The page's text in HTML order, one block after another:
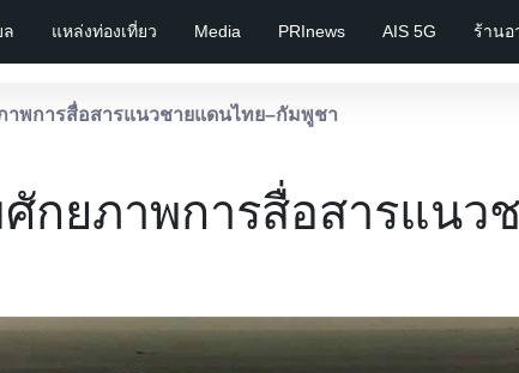
ล แหล่งท่องเที่ยว Media PRInews AIS 5G ร้านอ
าพการสื่อสารแนวชายแดนไทย–กัมพูชา
ศักยภาพการสื่อสารแนว